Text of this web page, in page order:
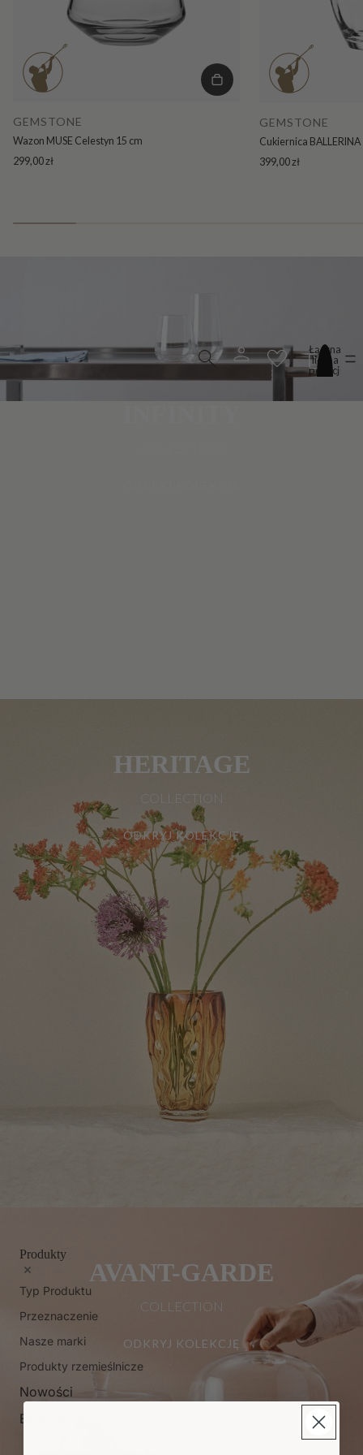
Produkty
Typ Produktu
Przeznaczenie
Nasze marki
Produkty rzemieślnicze
Nowości
Bestsellery
Łączna
liczba
pozycji
w
GEMSTONE
Wazon MUSE Celestyn 15 cm
299,00 zł
GEMSTONE
Cukiernica BALLERINA
399,00 zł
HERITAGE
COLLECTION
ODKRYJ KOLEKCJĘ
AVANT-GARDE
COLLECTION
ODKRYJ KOLEKCJĘ